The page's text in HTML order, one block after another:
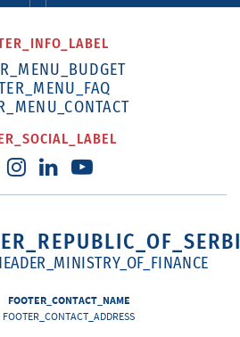
FOOTER_CONTACT_NAME
FOOTER_CONTACT_ADDRESS